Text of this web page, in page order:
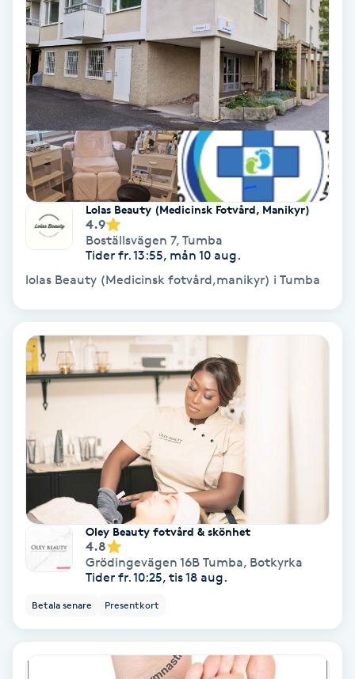
Ansiktsbehandling djuprengörande
Babylights
Balayage
Bambumassage
Barber
Barnklippning
Blowout
Bottenfärg
Brynformning
Brynfärgning
Brynplockning
Bröllopsuppsättning
Celluliter
Lolas Beauty (Medicinsk Fotvård, Manikyr)
4.9
Boställsvägen 7, Tumba
Tider fr. 13:55, mån 10 aug.
lolas Beauty (Medicinsk fotvård,manikyr) i Tumba
Oley Beauty fotvård & skönhet
4.8
Grödingevägen 16B Tumba, Botkyrka
Tider fr. 10:25, tis 18 aug.
Betala senare Presentkort